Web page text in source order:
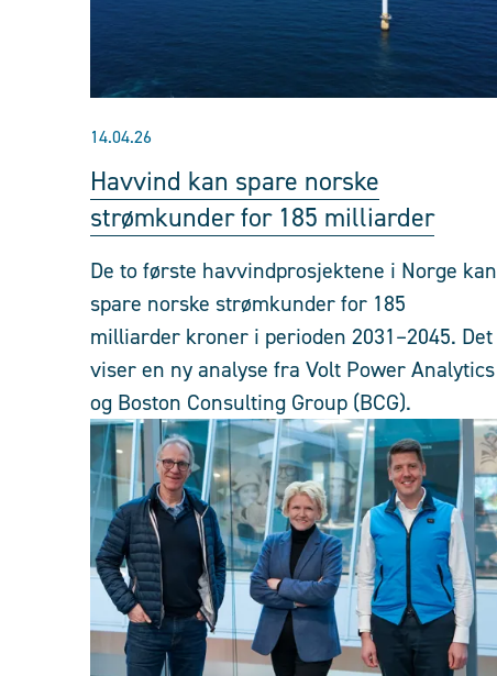
14.04.26
Havvind kan spare norske
strømkunder for 185 milliarder
De to første havvindprosjektene i Norge kan
spare norske strømkunder for 185
milliarder kroner i perioden 2031–2045. Det
viser en ny analyse fra Volt Power Analytics
og Boston Consulting Group (BCG).